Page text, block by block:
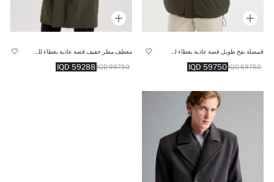
قمصلة نفخ طويل قصة عادية بغطاء للرأس
59750 IQD 69750 IQD
معطف مطر خفيف قصة عادية بغطاء للرأس بجيب وسحاب مقاوم للماء
59288 IQD 99750 IQD